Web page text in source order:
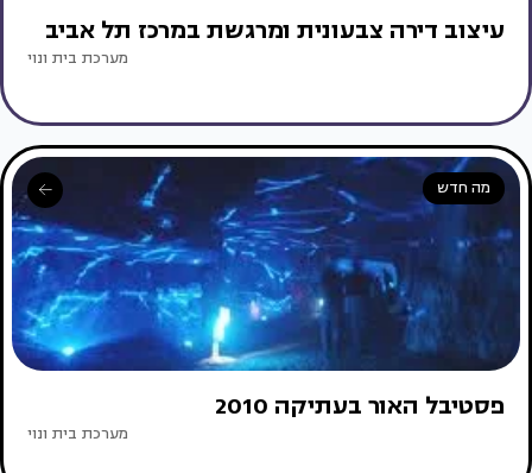
עיצוב דירה צבעונית ומרגשת במרכז תל אביב
מערכת בית ונוי
מה חדש
פסטיבל האור בעתיקה 2010
מערכת בית ונוי